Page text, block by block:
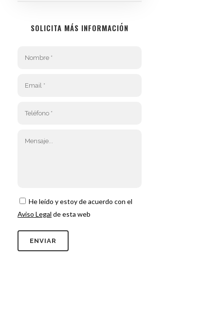
SOLICITA MÁS INFORMACIÓN
He leído y estoy de acuerdo con el
Aviso Legal de esta web